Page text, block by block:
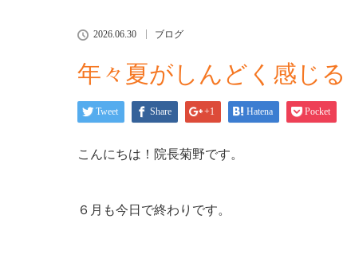
2026.06.30 ブログ
年々夏がしんどく感じる
Tweet Share +1 Hatena Pocket
こんにちは！院長菊野です。
６月も今日で終わりです。